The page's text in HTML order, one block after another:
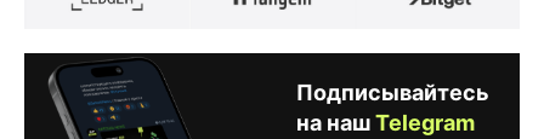
Подписывайтесь
на нашTelegram